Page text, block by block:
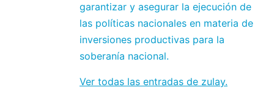
garantizar y asegurar la ejecución de
las políticas nacionales en materia de
inversiones productivas para la
soberanía nacional.
Ver todas las entradas de zulay.